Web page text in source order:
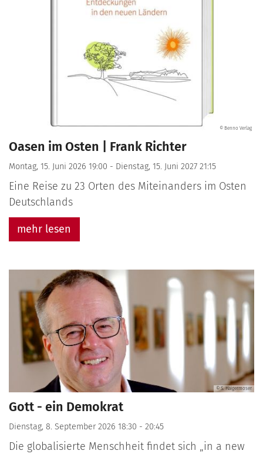
© Benno Verlag
Oasen im Osten | Frank Richter
Montag, 15. Juni 2026 19:00 - Dienstag, 15. Juni 2027 21:15
Eine Reise zu 23 Orten des Miteinanders im Osten
Deutschlands
mehr lesen
© S. Haigermoser
Gott - ein Demokrat
Dienstag, 8. September 2026 18:30 - 20:45
Die globalisierte Menschheit findet sich „in a new